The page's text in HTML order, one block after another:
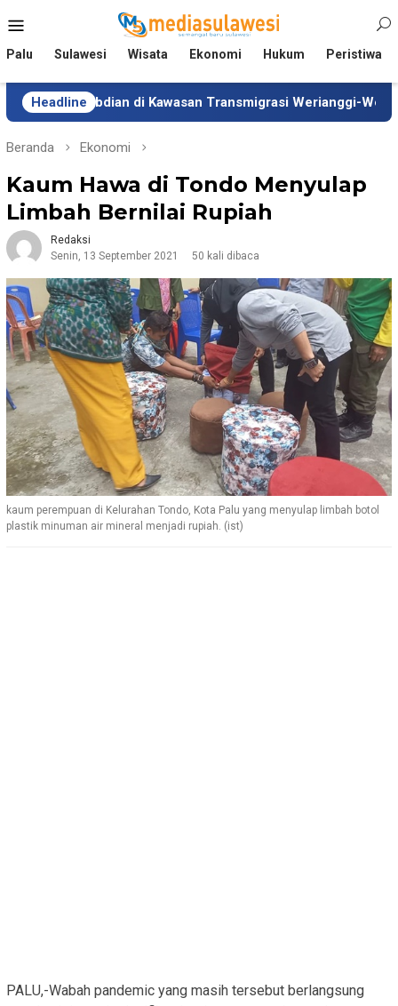
ke
Mobile
Palu Sulawesi Wisata Ekonomi Hukum Peristiwa
Headline
di Kawasan Transmigrasi Werianggi-Werabur Papua
Beranda Ekonomi
Kaum Hawa di Tondo Menyulap
Limbah Bernilai Rupiah
Redaksi
Senin, 13 September 2021
50 kali dibaca
kaum perempuan di Kelurahan Tondo, Kota Palu yang menyulap limbah botol
plastik minuman air mineral menjadi rupiah. (ist)
PALU,-Wabah pandemic yang masih tersebut berlangsung